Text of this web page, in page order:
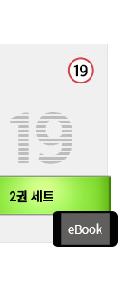
2권 세트